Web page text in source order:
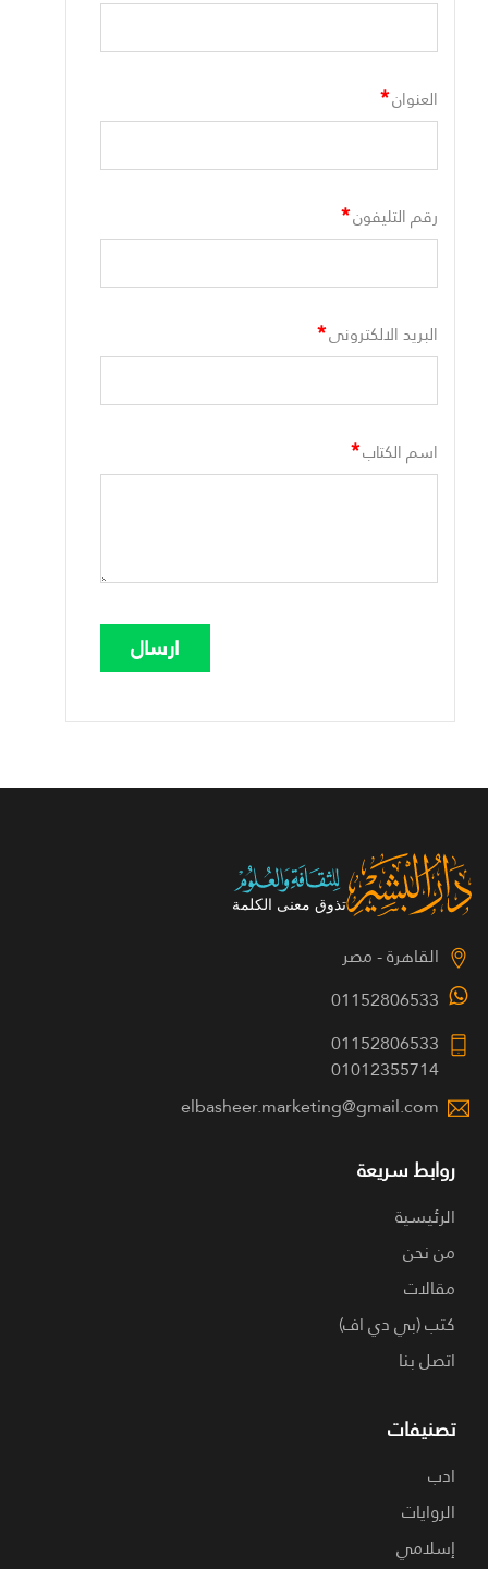
العنوان*
رقم التليفون*
البريد الالكترونى*
اسم الكتاب*
القاهرة - مصر
01152806533
01152806533
01012355714
elbasheer.marketing@gmail.com
روابط سريعة
الرئيسية
من نحن
مقالات
كتب (بي دي اف)
اتصل بنا
تصنيفات
ادب
الروايات
إسلامي